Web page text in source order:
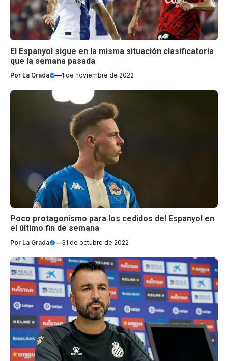
El Espanyol sigue en la misma situación clasificatoria
que la semana pasada
Por La Grada —1 de noviembre de 2022
Poco protagonismo para los cedidos del Espanyol en
el último fin de semana
Por La Grada —31 de octubre de 2022